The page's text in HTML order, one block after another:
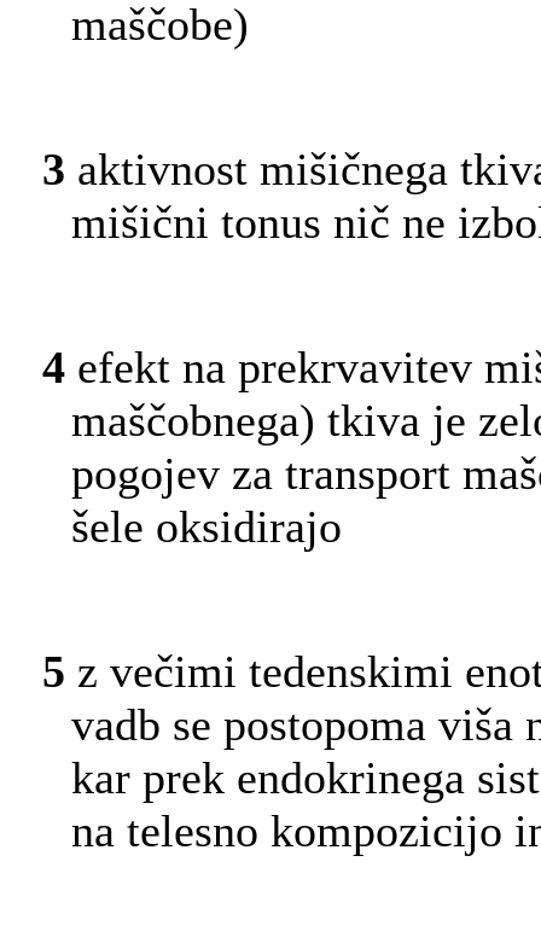
maščobe)
3 aktivnost mišičnega
mišični tonus nič ne
4 efekt na prekrvavitev
maščobnega) tkiva je
pogojev za transport
šele oksidirajo
5 z večimi tedenskimi
vadb se postopoma
kar prek endokrinega
na telesno kompozicijo